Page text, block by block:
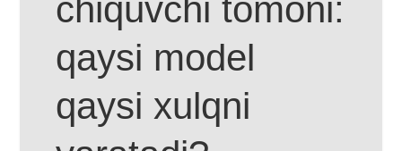
chiquvchi tomoni:
qaysi model
qaysi xulqni